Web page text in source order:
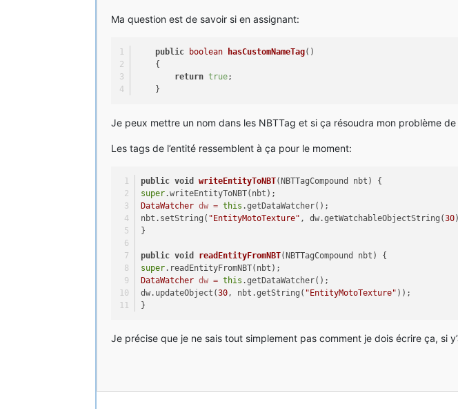
Ma question est de savoir si en assignant:
public boolean hasCustomNameTag()
{
return true;
}
Je peux mettre un nom dans les NBTTag et si ça résoudra mon problème
Les tags de l’entité ressemblent à ça pour le moment:
public void writeEntityToNBT(NBTTagCompound nbt)
{
super.writeEntityToNBT(nbt);
DataWatcher dw = this .getDataWatcher();
nbt.setString( "EntityMotoTexture" , dw.getWatchableObjectString(30
}
public void readEntityFromNBT(NBTTagCompound nbt)
{
super.readEntityFromNBT(nbt);
DataWatcher dw = this .getDataWatcher();
dw.updateObject(30 , nbt.getString( "EntityMotoTexture" ));
}
Je précise que je ne sais tout simplement pas comment je dois écrire ça, si